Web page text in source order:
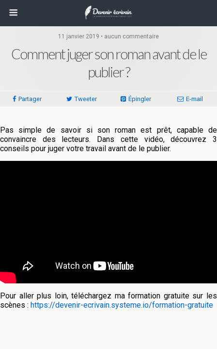
11 janvier 2019 • aucun commentaire
Comment juger son roman avant de le
publier ?
Partager Tweeter Épingler E-mail
Pas simple de savoir si son roman est prêt, capable de
convaincre des lecteurs. Dans cette vidéo, découvrez 3
conseils pour juger votre travail avant de le publier.
Pour aller plus loin, téléchargez ma formation gratuite sur les
scènes : https://devenir-ecrivain.systeme.io/formation-gratuite